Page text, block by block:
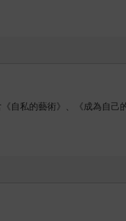
自私的藝術》、《成為自